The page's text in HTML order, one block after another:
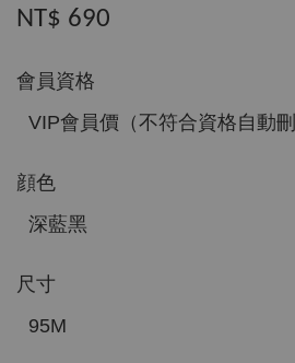
NT$ 690
會員資格
顔色
尺寸